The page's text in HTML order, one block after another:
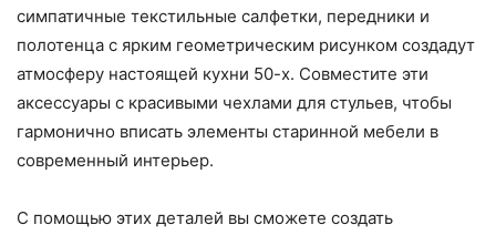
симпатичные текстильные салфетки, передники и
полотенца с ярким геометрическим рисунком создадут
атмосферу настоящей кухни 50-х. Совместите эти
аксессуары с красивыми чехлами для стульев, чтобы
гармонично вписать элементы старинной мебели в
современный интерьер.
С помощью этих деталей вы сможете создать